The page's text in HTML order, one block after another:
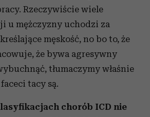
Rzeczywiście wiele
u mężczyzny uchodzi za
męskość, no bo to, że
że bywa agresywny
tłumaczymy właśnie
tacy są.
chorób ICD nie